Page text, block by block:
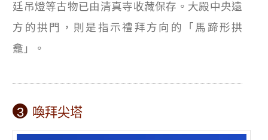
廷吊燈等古物已由清真寺收藏保存。大殿中央遠
方的拱門，則是指示禮拜方向的「馬蹄形拱
龕」。
3 喚拜尖塔